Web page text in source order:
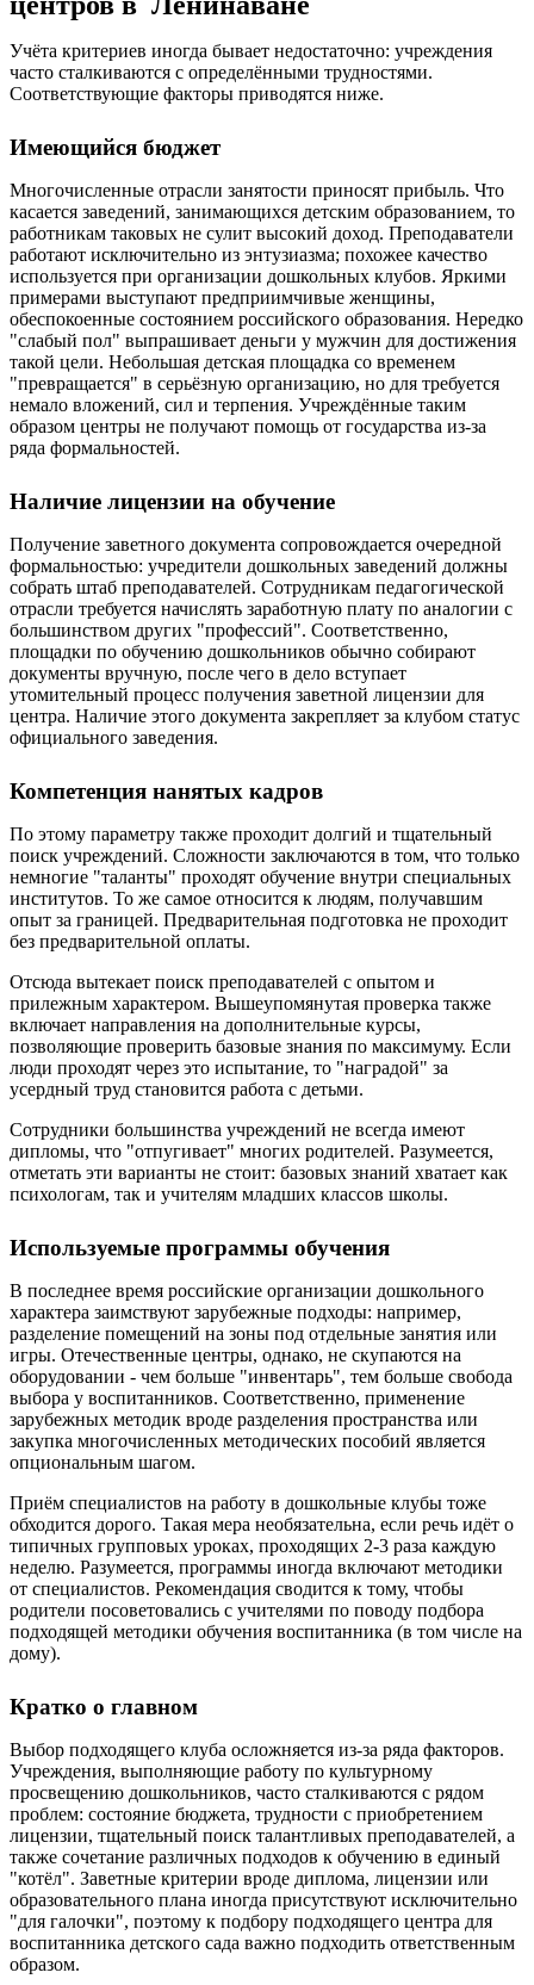
Учёта критериев иногда бывает недостаточно: учреждения
часто сталкиваются с определёнными трудностями.
Соответствующие факторы приводятся ниже.
Имеющийся бюджет
Многочисленные отрасли занятости приносят прибыль. Что
касается заведений, занимающихся детским образованием, то
работникам таковых не сулит высокий доход. Преподаватели
работают исключительно из энтузиазма; похожее качество
используется при организации дошкольных клубов. Яркими
примерами выступают предприимчивые женщины,
обеспокоенные состоянием российского образования. Нередко
"слабый пол" выпрашивает деньги у мужчин для достижения
такой цели. Небольшая детская площадка со временем
"превращается" в серьёзную организацию, но для требуется
немало вложений, сил и терпения. Учреждённые таким
образом центры не получают помощь от государства из-за
ряда формальностей.
Наличие лицензии на обучение
Получение заветного документа сопровождается очередной
формальностью: учредители дошкольных заведений должны
собрать штаб преподавателей. Сотрудникам педагогической
отрасли требуется начислять заработную плату по аналогии с
большинством других "профессий". Соответственно,
площадки по обучению дошкольников обычно собирают
документы вручную, после чего в дело вступает
утомительный процесс получения заветной лицензии для
центра. Наличие этого документа закрепляет за клубом статус
официального заведения.
Компетенция нанятых кадров
По этому параметру также проходит долгий и тщательный
поиск учреждений. Сложности заключаются в том, что только
немногие "таланты" проходят обучение внутри специальных
институтов. То же самое относится к людям, получавшим
опыт за границей. Предварительная подготовка не проходит
без предварительной оплаты.
Отсюда вытекает поиск преподавателей с опытом и
прилежным характером. Вышеупомянутая проверка также
включает направления на дополнительные курсы,
позволяющие проверить базовые знания по максимуму. Если
люди проходят через это испытание, то "наградой" за
усердный труд становится работа с детьми.
Сотрудники большинства учреждений не всегда имеют
дипломы, что "отпугивает" многих родителей. Разумеется,
отметать эти варианты не стоит: базовых знаний хватает как
психологам, так и учителям младших классов школы.
Используемые программы обучения
В последнее время российские организации дошкольного
характера заимствуют зарубежные подходы: например,
разделение помещений на зоны под отдельные занятия или
игры. Отечественные центры, однако, не скупаются на
оборудовании - чем больше "инвентарь", тем больше свобода
выбора у воспитанников. Соответственно, применение
зарубежных методик вроде разделения пространства или
закупка многочисленных методических пособий является
опциональным шагом.
Приём специалистов на работу в дошкольные клубы тоже
обходится дорого. Такая мера необязательна, если речь идёт о
типичных групповых уроках, проходящих 2-3 раза каждую
неделю. Разумеется, программы иногда включают методики
от специалистов. Рекомендация сводится к тому, чтобы
родители посоветовались с учителями по поводу подбора
подходящей методики обучения воспитанника (в том числе на
дому).
Кратко о главном
Выбор подходящего клуба осложняется из-за ряда факторов.
Учреждения, выполняющие работу по культурному
просвещению дошкольников, часто сталкиваются с рядом
проблем: состояние бюджета, трудности с приобретением
лицензии, тщательный поиск талантливых преподавателей, а
также сочетание различных подходов к обучению в единый
"котёл". Заветные критерии вроде диплома, лицензии или
образовательного плана иногда присутствуют исключительно
"для галочки", поэтому к подбору подходящего центра для
воспитанника детского сада важно подходить ответственным
образом.